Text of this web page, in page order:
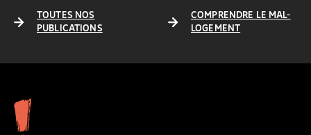
TOUTES NOS
PUBLICATIONS
COMPRENDRE LE MAL-
LOGEMENT